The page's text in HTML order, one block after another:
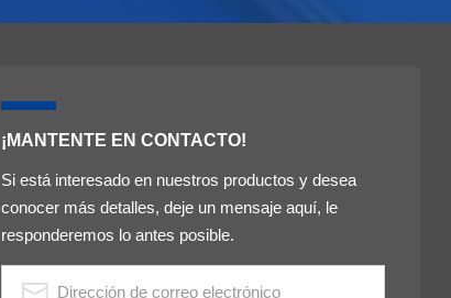
¡MANTENTE EN CONTACTO!
Si está interesado en nuestros productos y desea
conocer más detalles, deje un mensaje aquí, le
responderemos lo antes posible.